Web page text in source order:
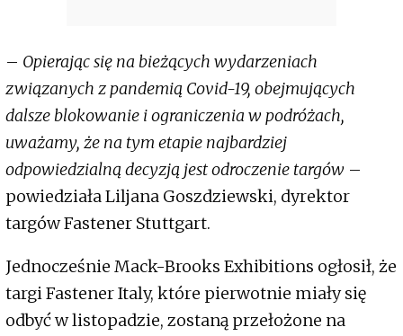
– Opierając się na bieżących wydarzeniach
związanych z pandemią Covid-19, obejmujących
dalsze blokowanie i ograniczenia w podróżach,
uważamy, że na tym etapie najbardziej
odpowiedzialną decyzją jest odroczenie targów –
powiedziała Liljana Goszdziewski, dyrektor
targów Fastener Stuttgart.
Jednocześnie Mack-Brooks Exhibitions ogłosił, że
​​targi Fastener Italy, które pierwotnie miały się
odbyć w listopadzie, zostaną przełożone na